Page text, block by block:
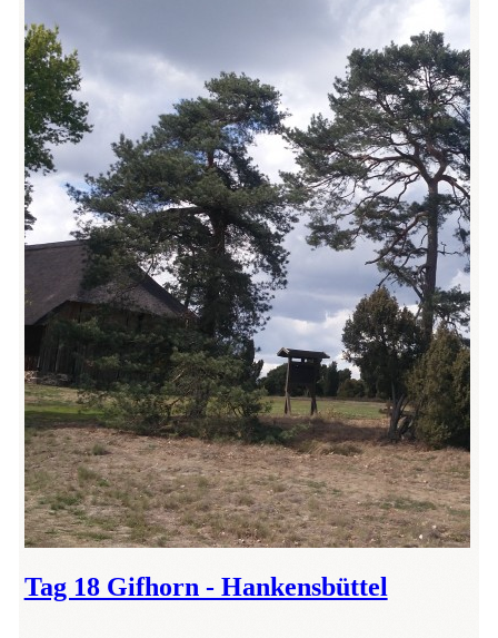
Tag 18 Gifhorn - Hankensbüttel